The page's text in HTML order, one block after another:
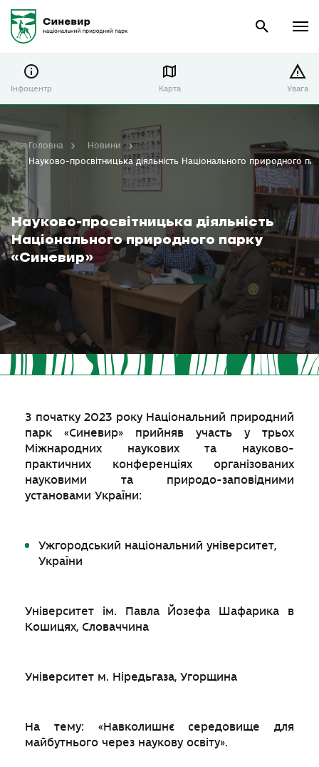
Інфоцентр Карта Увага
Науково-просвітницька діяльність
Національного природного парку
«Синевир»
Головна
Новини
Науково-просвітницька діяльність Національного природного
З початку 2023 року Національний природний
парк «Синевир» прийняв участь у трьох
Міжнародних наукових та науково-
практичних конференціях організованих
науковими та природо-заповідними
установами України:
Ужгородський національний університет,
України
Університет ім. Павла Йозефа Шафарика в
Кошицях, Словаччина
Університет м. Ніредьгаза, Угорщина
На тему: «Навколишнє середовище для
майбутнього через наукову освіту».